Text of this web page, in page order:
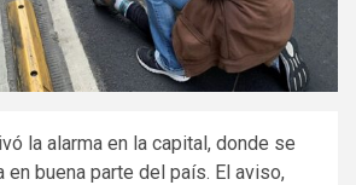
la alarma en la capital, donde se
buena parte del país. El aviso,